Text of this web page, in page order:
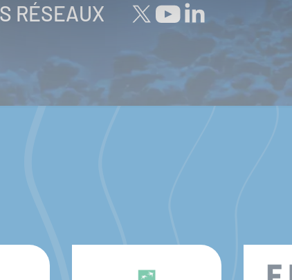
RÉSEAUX